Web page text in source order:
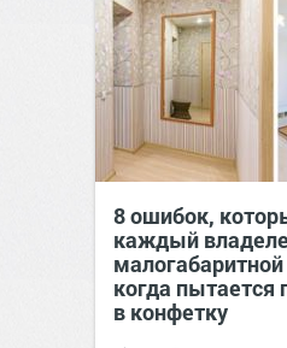
8 ошибок,
каждый
когда пытается
в конфетку